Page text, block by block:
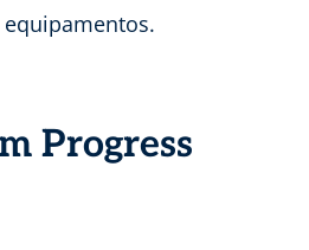
Progress